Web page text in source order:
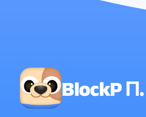
BlockP П.